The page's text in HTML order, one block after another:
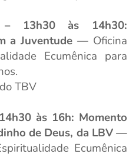
– 13h30 às 14h30:
a Juventude — Oficina
Ecumênica para
TBV
às 16h: Momento
de Deus, da LBV —
Ecumênica